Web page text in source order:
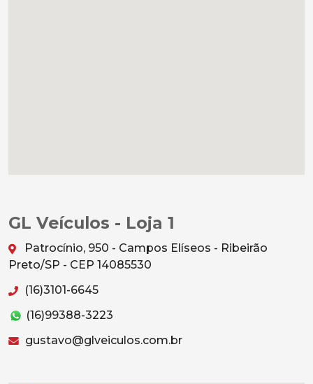
GL Veículos - Loja 1
Patrocínio, 950 - Campos Elíseos - Ribeirão
Preto/SP - CEP 14085530
(16)3101-6645
(16)99388-3223
gustavo@glveiculos.com.br